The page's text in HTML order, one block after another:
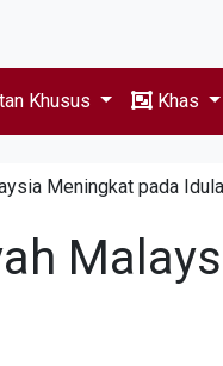
Khusus Khas
Meningkat pada